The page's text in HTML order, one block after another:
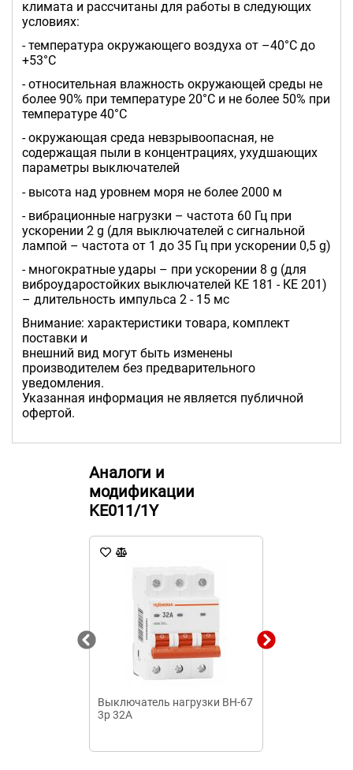
климата и рассчитаны для работы в следующих
условиях:
- температура окружающего воздуха от –40°С до
+53°С
- относительная влажность окружающей среды не
более 90% при температуре 20°С и не более 50% при
температуре 40°С
- окружающая среда невзрывоопасная, не
содержащая пыли в концентрациях, ухудшающих
параметры выключателей
- высота над уровнем моря не более 2000 м
- вибрационные нагрузки – частота 60 Гц при
ускорении 2 g (для выключателей с сигнальной
лампой – частота от 1 до 35 Гц при ускорении 0,5 g)
- многократные удары – при ускорении 8 g (для
виброударостойких выключателей КЕ 181 - КЕ 201)
– длительность импульса 2 - 15 мс
Внимание: характеристики товара, комплект
поставки и
внешний вид могут быть изменены
производителем без предварительного
уведомления.
Указанная информация не является публичной
офертой.
Аналоги и
модификации
KE011/1Y
Выключатель нагрузки ВН-67
3р 32А